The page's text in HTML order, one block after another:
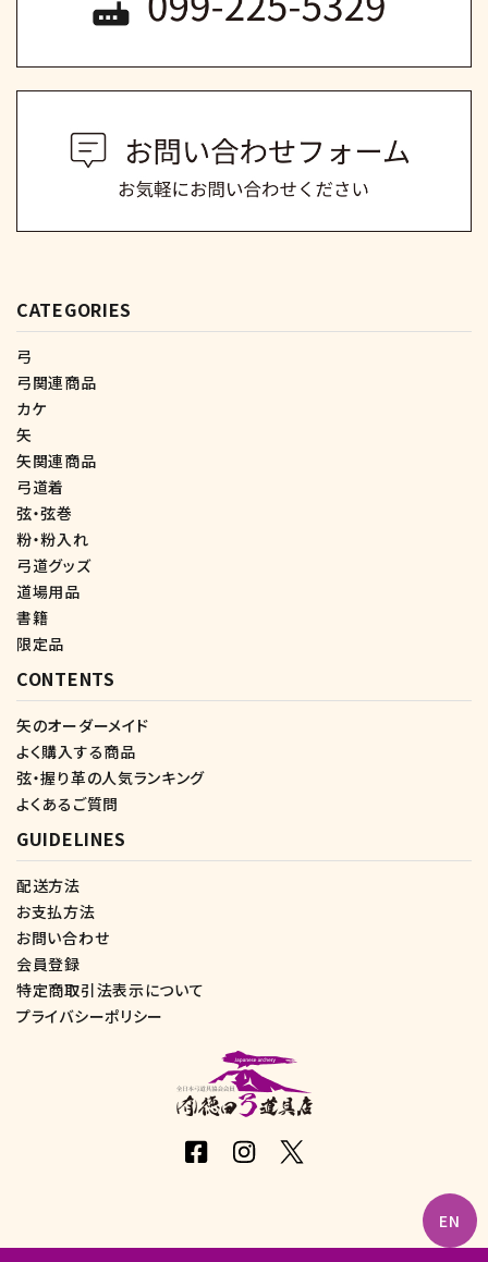
CATEGORIES
弓
弓関連商品
カケ
矢
矢関連商品
弓道着
弦・弦巻
粉・粉入れ
弓道グッズ
道場用品
書籍
限定品
CONTENTS
矢のオーダーメイド
よく購入する商品
弦・握り革の人気ランキング
よくあるご質問
GUIDELINES
配送方法
お支払方法
お問い合わせ
会員登録
特定商取引法表示について
プライバシーポリシー
EN